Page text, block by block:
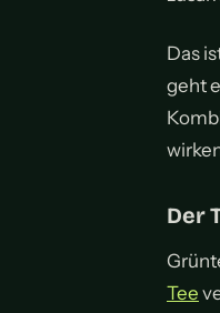
Das
geht
Der
Tee